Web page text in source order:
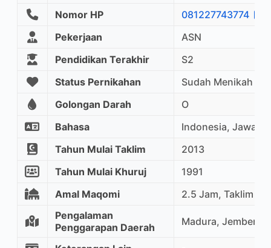
Nomor HP
081227743774
Pekerjaan
ASN
Pendidikan Terakhir
S2
Status Pernikahan
Sudah Menikah
Golongan Darah
O
Bahasa
Indonesia, Jawa,
Tahun Mulai Taklim
2013
Tahun Mulai Khuruj
1991
Amal Maqomi
2.5 Jam, Taklim
Pengalaman
Penggarapan Daerah
Madura, Jember,